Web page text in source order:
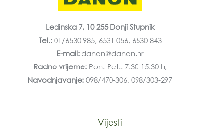
Ledinska 7, 10 255 Donji Stupnik
Tel.:01/6530 985, 6531 056, 6530 843
E-mail:danon@danon.hr
Radno vrijeme: Pon.-Pet.: 7.30-15.30 h,
Navodnjavanje:098/470-306, 098/303-297
Vijesti